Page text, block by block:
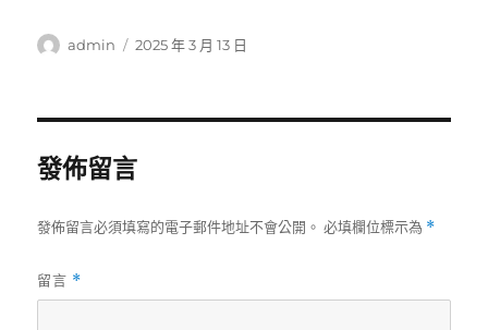
作
admin
發
2025 年 3 月 13 日
發佈留言
發佈留言必須填寫的電子郵件地址不會公開。 必填欄位標示為 *
留言 *